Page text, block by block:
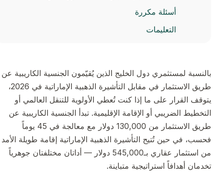
أسئلة مكررة
التعليمات
بالنسبة لمستثمري دول الخليج الذين يُقيّمون الجنسية الكاريبية عن
طريق الاستثمار في مقابل التأشيرة الذهبية الإماراتية في 2026،
يتوقف القرار على ما إذا كنت تُعطي الأولوية للتنقل العالمي أو
التخطيط الضريبي أو الإقامة الإقليمية. تبدأ الجنسية الكاريبية عن
طريق الاستثمار من 130,000 دولار مع معالجة في 45 يوماً
فحسب، في حين تُتيح التأشيرة الذهبية الإماراتية إقامة طويلة الأمد
من استثمار عقاري بـ545,000 دولار — أداتان مختلفتان جوهرياً
تخدمان أهدافاً استراتيجية متباينة.